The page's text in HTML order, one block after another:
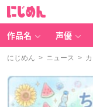
作品名 声優
にじめん > ニュース >